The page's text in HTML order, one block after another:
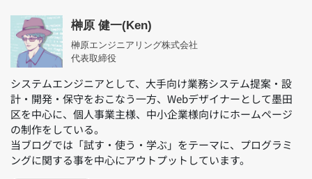
榊原 健一(Ken)
榊原エンジニアリング株式会社
代表取締役
システムエンジニアとして、大手向け業務システム提案・設
計・開発・保守をおこなう一方、Webデザイナーとして墨田
区を中心に、個人事業主様、中小企業様向けにホームページ
の制作をしている。
当ブログでは「試す・使う・学ぶ」をテーマに、プログラミ
ングに関する事を中心にアウトプットしています。